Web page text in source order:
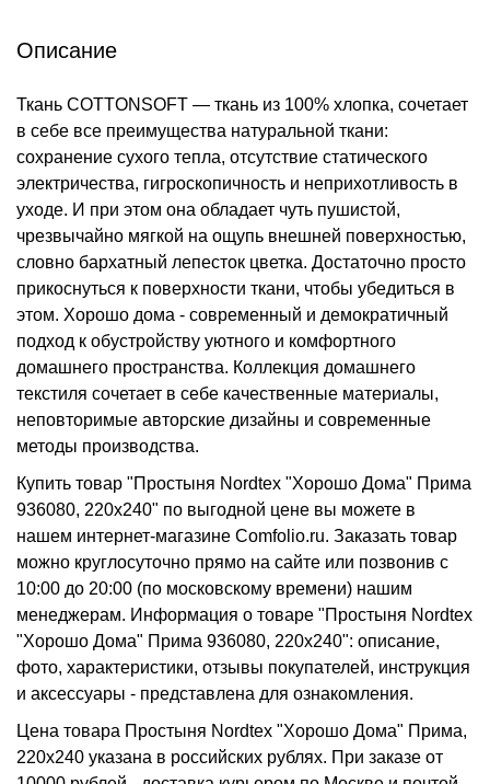
Описание
Ткань COTTONSOFT — ткань из 100% хлопка, сочетает
в себе все преимущества натуральной ткани:
сохранение сухого тепла, отсутствие статического
электричества, гигроскопичность и неприхотливость в
уходе. И при этом она обладает чуть пушистой,
чрезвычайно мягкой на ощупь внешней поверхностью,
словно бархатный лепесток цветка. Достаточно просто
прикоснуться к поверхности ткани, чтобы убедиться в
этом. Хорошо дома - современный и демократичный
подход к обустройству уютного и комфортного
домашнего пространства. Коллекция домашнего
текстиля сочетает в себе качественные материалы,
неповторимые авторские дизайны и современные
методы производства.
Купить товар "Простыня Nordtex "Хорошо Дома" Прима
936080, 220x240" по выгодной цене вы можете в
нашем интернет-магазине Comfolio.ru. Заказать товар
можно круглосуточно прямо на сайте или позвонив с
10:00 до 20:00 (по московскому времени) нашим
менеджерам. Информация о товаре "Простыня Nordtex
"Хорошо Дома" Прима 936080, 220x240": описание,
фото, характеристики, отзывы покупателей, инструкция
и аксессуары - представлена для ознакомления.
Цена товара Простыня Nordtex "Хорошо Дома" Прима,
220x240 указана в российских рублях. При заказе от